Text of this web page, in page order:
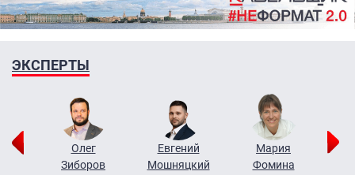
ЭКСПЕРТЫ
Олег
Зиборов
Евгений
Мошняцкий
Мария
Фомина